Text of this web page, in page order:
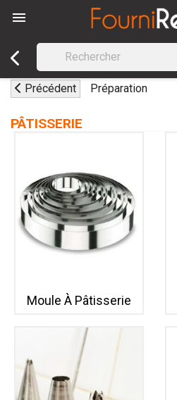

Précédent Préparation
PÂTISSERIE
Moule À Pâtisserie